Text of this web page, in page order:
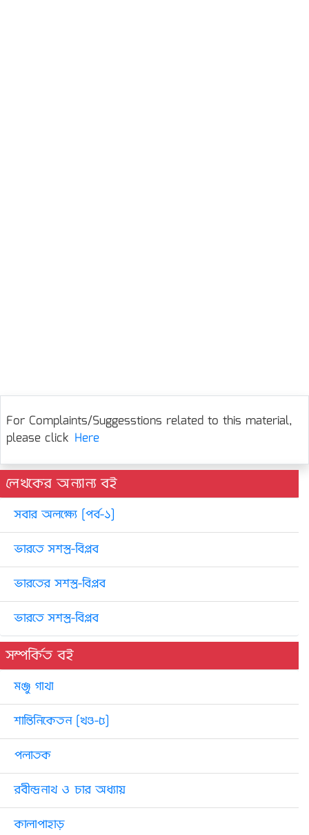
For Complaints/Suggesstions related to this material,
please click Here
লেখকের অন্যান্য বই
সবার অলক্ষ্যে [পর্ব-১]
ভারতে সশস্ত্র-বিপ্লব
ভারতের সশস্ত্র-বিপ্লব
ভারতে সশস্ত্র-বিপ্লব
সম্পর্কিত বই
মঞ্জু গাথা
শান্তিনিকেতন [খণ্ড-৫]
পলাতক
রবীন্দ্রনাথ ও চার অধ্যায়
কালাপাহাড়